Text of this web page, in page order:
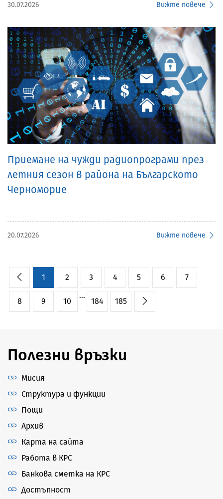
30.07.2026 Вижте повече
Приемане на чужди радиопрограми през
летния сезон в района на Българското
Черноморие
20.07.2026 Вижте повече
1 2 3 4 5 6 7
8 9 10
...
184 185
Полезни връзки
Мисия
Структура и функции
Пощи
Архив
Карта на сайта
Работа в КРС
Банкова сметка на КРС
Достъпност